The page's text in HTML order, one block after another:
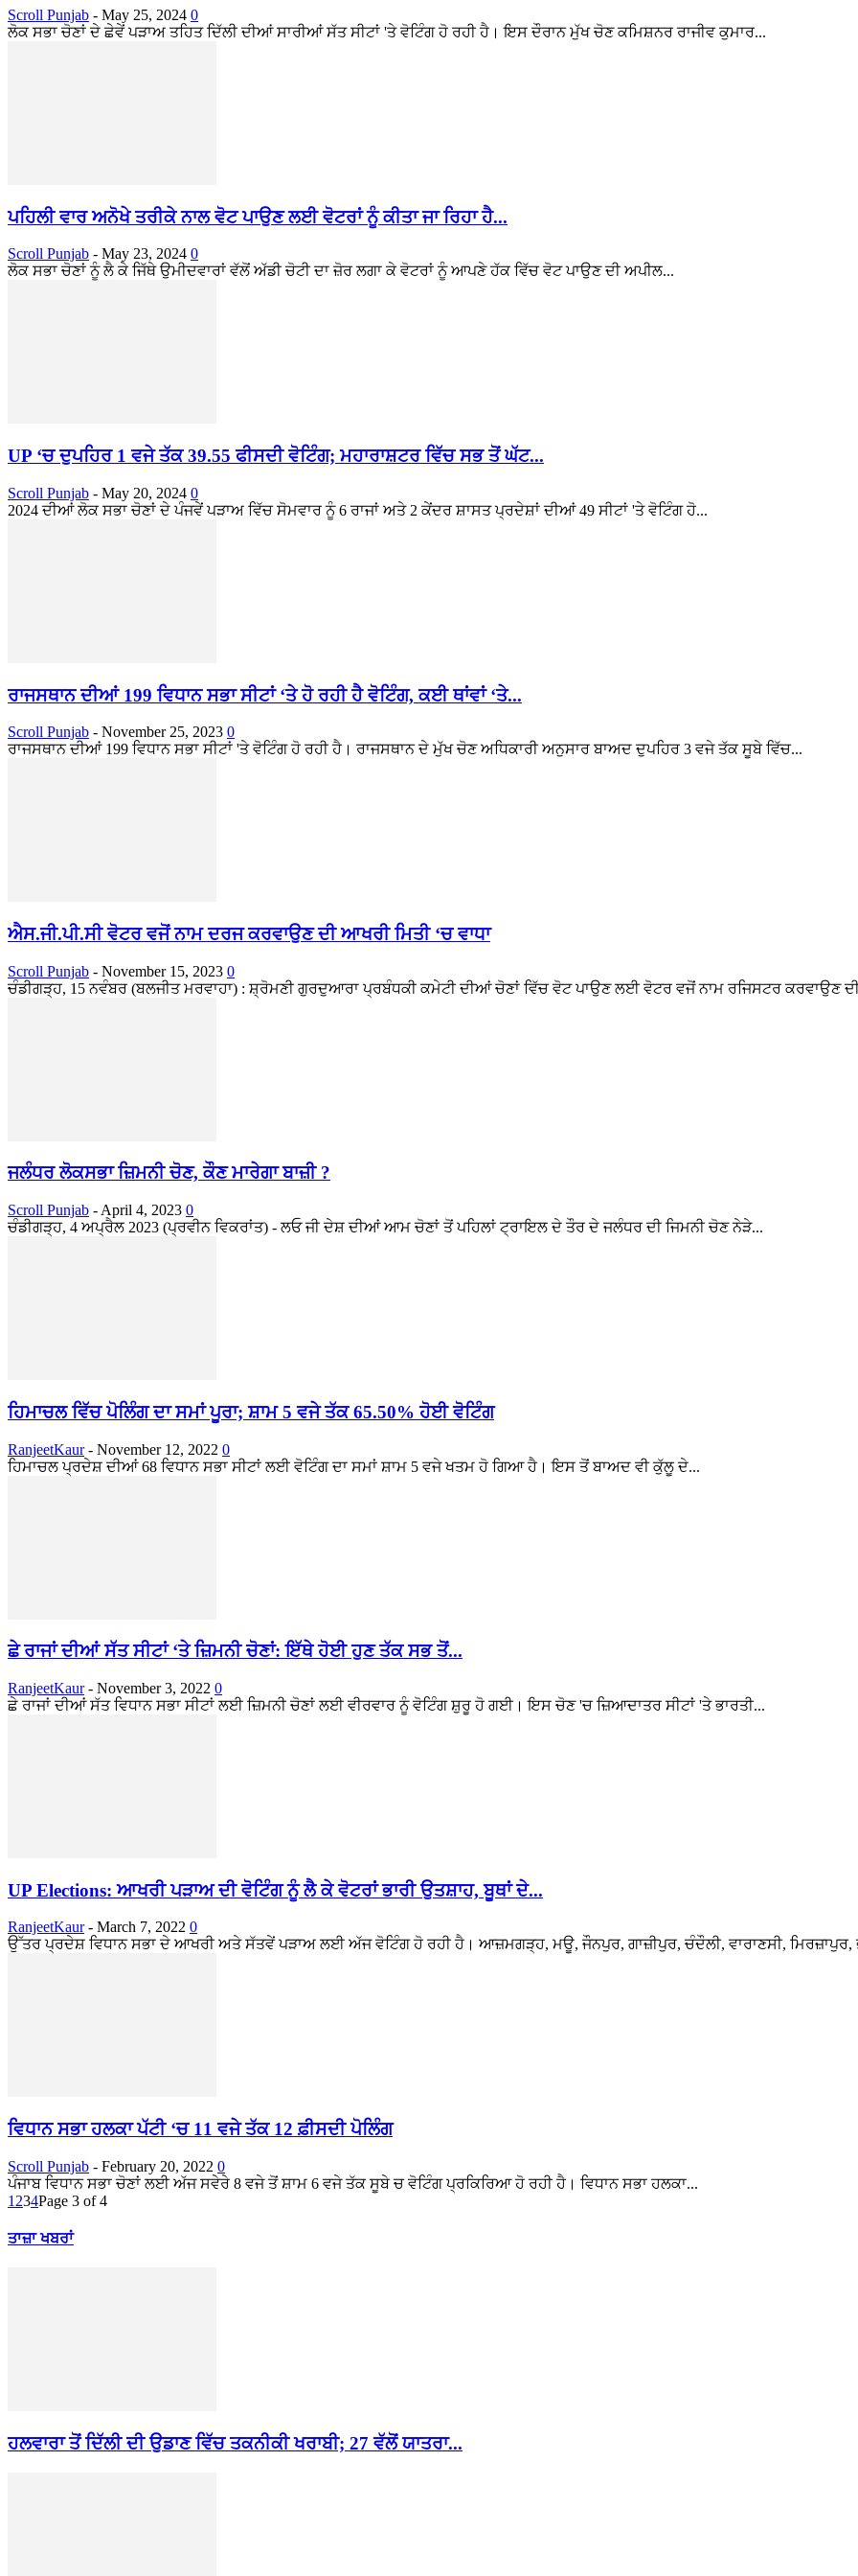
Scroll Punjab - May 25, 2024 0
ਲੋਕ ਸਭਾ ਚੋਣਾਂ ਦੇ ਛੇਵੇਂ ਪੜਾਅ ਤਹਿਤ ਦਿੱਲੀ ਦੀਆਂ ਸਾਰੀਆਂ ਸੱਤ ਸੀਟਾਂ 'ਤੇ ਵੋਟਿੰਗ ਹੋ ਰਹੀ ਹੈ। ਇਸ ਦੌਰਾਨ ਮੁੱਖ ਚੋਣ ਕਮਿਸ਼ਨਰ ਰਾਜੀਵ ਕੁਮਾਰ...
ਪਹਿਲੀ ਵਾਰ ਅਨੋਖੇ ਤਰੀਕੇ ਨਾਲ ਵੋਟ ਪਾਉਣ ਲਈ ਵੋਟਰਾਂ ਨੂੰ ਕੀਤਾ ਜਾ ਰਿਹਾ ਹੈ...
Scroll Punjab - May 23, 2024 0
ਲੋਕ ਸਭਾ ਚੋਣਾਂ ਨੂੰ ਲੈ ਕੇ ਜਿੱਥੇ ਉਮੀਦਵਾਰਾਂ ਵੱਲੋਂ ਅੱਡੀ ਚੋਟੀ ਦਾ ਜ਼ੋਰ ਲਗਾ ਕੇ ਵੋਟਰਾਂ ਨੂੰ ਆਪਣੇ ਹੱਕ ਵਿੱਚ ਵੋਟ ਪਾਉਣ ਦੀ ਅਪੀਲ...
UP ‘ਚ ਦੁਪਹਿਰ 1 ਵਜੇ ਤੱਕ 39.55 ਫੀਸਦੀ ਵੋਟਿੰਗ; ਮਹਾਰਾਸ਼ਟਰ ਵਿੱਚ ਸਭ ਤੋਂ ਘੱਟ...
Scroll Punjab - May 20, 2024 0
2024 ਦੀਆਂ ਲੋਕ ਸਭਾ ਚੋਣਾਂ ਦੇ ਪੰਜਵੇਂ ਪੜਾਅ ਵਿੱਚ ਸੋਮਵਾਰ ਨੂੰ 6 ਰਾਜਾਂ ਅਤੇ 2 ਕੇਂਦਰ ਸ਼ਾਸਤ ਪ੍ਰਦੇਸ਼ਾਂ ਦੀਆਂ 49 ਸੀਟਾਂ 'ਤੇ ਵੋਟਿੰਗ ਹੋ...
ਰਾਜਸਥਾਨ ਦੀਆਂ 199 ਵਿਧਾਨ ਸਭਾ ਸੀਟਾਂ ‘ਤੇ ਹੋ ਰਹੀ ਹੈ ਵੋਟਿੰਗ, ਕਈ ਥਾਂਵਾਂ ‘ਤੇ...
Scroll Punjab - November 25, 2023 0
ਰਾਜਸਥਾਨ ਦੀਆਂ 199 ਵਿਧਾਨ ਸਭਾ ਸੀਟਾਂ 'ਤੇ ਵੋਟਿੰਗ ਹੋ ਰਹੀ ਹੈ। ਰਾਜਸਥਾਨ ਦੇ ਮੁੱਖ ਚੋਣ ਅਧਿਕਾਰੀ ਅਨੁਸਾਰ ਬਾਅਦ ਦੁਪਹਿਰ 3 ਵਜੇ ਤੱਕ ਸੂਬੇ ਵਿੱਚ...
ਐਸ.ਜੀ.ਪੀ.ਸੀ ਵੋਟਰ ਵਜੋਂ ਨਾਮ ਦਰਜ ਕਰਵਾਉਣ ਦੀ ਆਖਰੀ ਮਿਤੀ ‘ਚ ਵਾਧਾ
Scroll Punjab - November 15, 2023 0
ਚੰਡੀਗੜ੍ਹ, 15 ਨਵੰਬਰ (ਬਲਜੀਤ ਮਰਵਾਹਾ) : ਸ਼੍ਰੋਮਣੀ ਗੁਰਦੁਆਰਾ ਪ੍ਰਬੰਧਕੀ ਕਮੇਟੀ ਦੀਆਂ ਚੋਣਾਂ ਵਿੱਚ ਵੋਟ ਪਾਉਣ ਲਈ ਵੋਟਰ ਵਜੋਂ ਨਾਮ ਰਜਿਸਟਰ ਕਰਵਾਉਣ
ਜਲੰਧਰ ਲੋਕਸਭਾ ਜ਼ਿਮਨੀ ਚੋਣ, ਕੌਣ ਮਾਰੇਗਾ ਬਾਜ਼ੀ ?
Scroll Punjab - April 4, 2023 0
ਚੰਡੀਗੜ੍ਹ, 4 ਅਪ੍ਰੈਲ 2023 (ਪ੍ਰਵੀਨ ਵਿਕਰਾਂਤ) - ਲਓ ਜੀ ਦੇਸ਼ ਦੀਆਂ ਆਮ ਚੋਣਾਂ ਤੋਂ ਪਹਿਲਾਂ ਟ੍ਰਾਇਲ ਦੇ ਤੌਰ ਦੇ ਜਲੰਧਰ ਦੀ ਜਿਮਨੀ ਚੋਣ ਨੇੜੇ...
ਹਿਮਾਚਲ ਵਿੱਚ ਪੋਲਿੰਗ ਦਾ ਸਮਾਂ ਪੂਰਾ; ਸ਼ਾਮ 5 ਵਜੇ ਤੱਕ 65.50% ਹੋਈ ਵੋਟਿੰਗ
RanjeetKaur - November 12, 2022 0
ਹਿਮਾਚਲ ਪ੍ਰਦੇਸ਼ ਦੀਆਂ 68 ਵਿਧਾਨ ਸਭਾ ਸੀਟਾਂ ਲਈ ਵੋਟਿੰਗ ਦਾ ਸਮਾਂ ਸ਼ਾਮ 5 ਵਜੇ ਖਤਮ ਹੋ ਗਿਆ ਹੈ। ਇਸ ਤੋਂ ਬਾਅਦ ਵੀ ਕੁੱਲੂ ਦੇ...
ਛੇ ਰਾਜਾਂ ਦੀਆਂ ਸੱਤ ਸੀਟਾਂ ‘ਤੇ ਜ਼ਿਮਨੀ ਚੋਣਾਂ: ਇੱਥੇ ਹੋਈ ਹੁਣ ਤੱਕ ਸਭ ਤੋਂ...
RanjeetKaur - November 3, 2022 0
ਛੇ ਰਾਜਾਂ ਦੀਆਂ ਸੱਤ ਵਿਧਾਨ ਸਭਾ ਸੀਟਾਂ ਲਈ ਜ਼ਿਮਨੀ ਚੋਣਾਂ ਲਈ ਵੀਰਵਾਰ ਨੂੰ ਵੋਟਿੰਗ ਸ਼ੁਰੂ ਹੋ ਗਈ। ਇਸ ਚੋਣ 'ਚ ਜ਼ਿਆਦਾਤਰ ਸੀਟਾਂ 'ਤੇ ਭਾਰਤੀ...
UP Elections: ਆਖਰੀ ਪੜਾਅ ਦੀ ਵੋਟਿੰਗ ਨੂੰ ਲੈ ਕੇ ਵੋਟਰਾਂ ਭਾਰੀ ਉਤਸ਼ਾਹ, ਬੂਥਾਂ ਦੇ...
RanjeetKaur - March 7, 2022 0
ਉੱਤਰ ਪ੍ਰਦੇਸ਼ ਵਿਧਾਨ ਸਭਾ ਦੇ ਆਖਰੀ ਅਤੇ ਸੱਤਵੇਂ ਪੜਾਅ ਲਈ ਅੱਜ ਵੋਟਿੰਗ ਹੋ ਰਹੀ ਹੈ। ਆਜ਼ਮਗੜ੍ਹ, ਮਊ, ਜੌਨਪੁਰ, ਗਾਜ਼ੀਪੁਰ, ਚੰਦੌਲੀ, ਵਾਰਾਣਸੀ, ਮਿਰਜ਼ਾਪੁਰ,
ਵਿਧਾਨ ਸਭਾ ਹਲਕਾ ਪੱਟੀ ‘ਚ 11 ਵਜੇ ਤੱਕ 12 ਫ਼ੀਸਦੀ ਪੋਲਿੰਗ
Scroll Punjab - February 20, 2022 0
ਪੰਜਾਬ ਵਿਧਾਨ ਸਭਾ ਚੋਣਾਂ ਲਈ ਅੱਜ ਸਵੇਰੇ 8 ਵਜੇ ਤੋਂ ਸ਼ਾਮ 6 ਵਜੇ ਤੱਕ ਸੂਬੇ ਚ ਵੋਟਿੰਗ ਪ੍ਰਕਿਰਿਆ ਹੋ ਰਹੀ ਹੈ। ਵਿਧਾਨ ਸਭਾ ਹਲਕਾ...
1 234Page 3 of 4
ਤਾਜ਼ਾ ਖਬਰਾਂ
ਹਲਵਾਰਾ ਤੋਂ ਦਿੱਲੀ ਦੀ ਉਡਾਣ ਵਿੱਚ ਤਕਨੀਕੀ ਖਰਾਬੀ; 27 ਵੱਲੋਂ ਯਾਤਰਾ...